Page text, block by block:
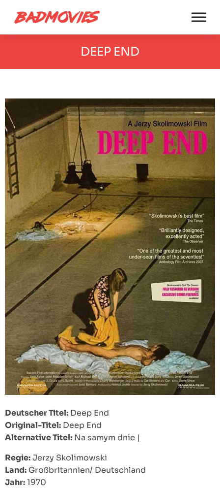
DEEP END
Deutscher Titel: Deep End
Original-Titel: Deep End
Alternative Titel: Na samym dnie |
Regie:Jerzy Skolimowski
Land: Großbritannien/ Deutschland
Jahr:1970